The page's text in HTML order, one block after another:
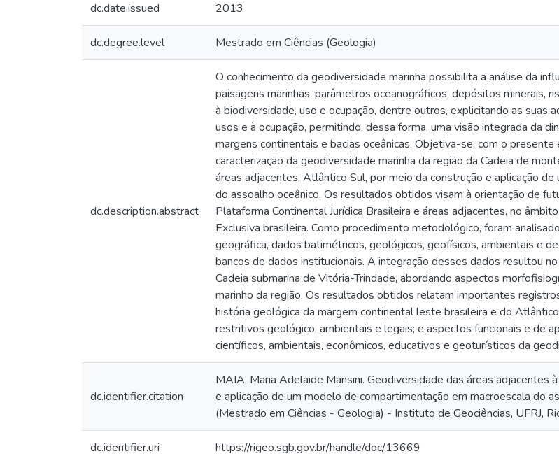
dc.date.issued 2013
dc.degree.level Mestrado em Ciências (Geologia)
dc.description.abstract
O conhecimento da geodiversidade marinha possibilita a análise da
paisagens marinhas, parâmetros oceanográficos, depósitos minerais,
à biodiversidade, uso e ocupação, dentre outros, explicitando as suas
usos e à ocupação, permitindo, dessa forma, uma visão integrada da
margens continentais e bacias oceânicas. Objetiva-se, com o
caracterização da geodiversidade marinha da região da Cadeia de
áreas adjacentes, Atlântico Sul, por meio da construção e aplicação
do assoalho oceânico. Os resultados obtidos visam à orientação de
Plataforma Continental Jurídica Brasileira e áreas adjacentes, no
Exclusiva brasileira. Como procedimento metodológico, foram
geográfica, dados batimétricos, geológicos, geofísicos, ambientais e
bancos de dados institucionais. A integração desses dados resultou
Cadeia submarina de Vitória-Trindade, abordando aspectos
marinho da região. Os resultados obtidos relatam importantes
história geológica da margem continental leste brasileira e do
restritivos geológico, ambientais e legais; e aspectos funcionais e de
científicos, ambientais, econômicos, educativos e geoturísticos da
dc.identifier.citation
MAIA, Maria Adelaide Mansini. Geodiversidade das áreas adjacentes
e aplicação de um modelo de compartimentação em macroescala do
(Mestrado em Ciências - Geologia) - Instituto de Geociências, UFRJ,
dc.identifier.uri https://rigeo.sgb.gov.br/handle/doc/13669